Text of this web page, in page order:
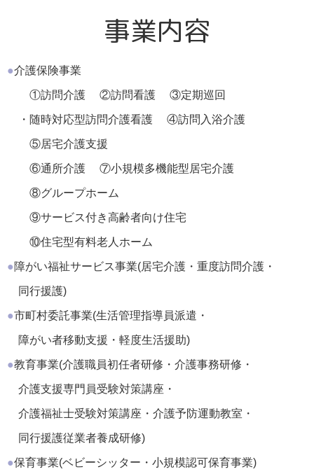
事業内容
●介護保険事業
①訪問介護 ②訪問看護 ③定期巡回
・随時対応型訪問介護看護 ④訪問入浴介護
⑤居宅介護支援
⑥通所介護 ⑦小規模多機能型居宅介護
⑧グループホーム
⑨サービス付き高齢者向け住宅
⑩住宅型有料老人ホーム
●障がい福祉サービス事業(居宅介護 ・ 重度訪問介護 ・
同行援護)
●市町村委託事業(生活管理指導員派遣 ・
障がい者移動支援 ・ 軽度生活援助)
●教育事業(介護職員初任者研修 ・ 介護事務研修 ・
介護支援専門員受験対策講座 ・
介護福祉士受験対策講座 ・ 介護予防運動教室 ・
同行援護従業者養成研修)
●保育事業(ベビーシッター ・ 小規模認可保育事業)